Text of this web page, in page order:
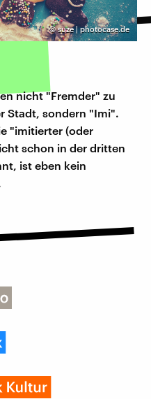
©suze | photocase.de
nicht "Fremder" zu
Stadt, sondern "Imi".
"imitierter (oder
schon in der dritten
ist eben kein